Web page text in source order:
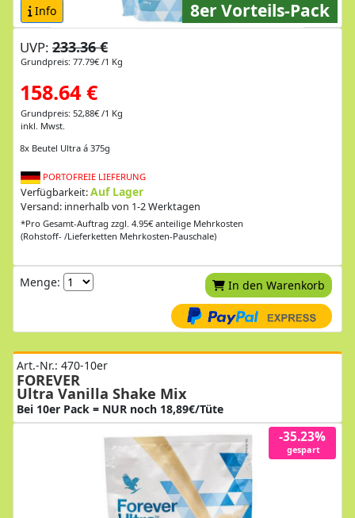
Info 8er Vorteils-Pack
UVP: 233.36 €
Grundpreis: 77.79€ /1 Kg
158.64 €
Grundpreis: 52,88€ /1 Kg
inkl. Mwst.
8x Beutel Ultra á 375g
PORTOFREIE LIEFERUNG
Verfügbarkeit:Auf Lager
Versand: innerhalb von 1-2 Werktagen
*Pro Gesamt-Auftrag zzgl. 4.95€ anteilige Mehrkosten
(Rohstoff- /Lieferketten Mehrkosten-Pauschale)
Menge: In den Warenkorb
Art.-Nr.: 470-10er
FOREVER
Ultra Vanilla Shake Mix
Bei 10er Pack = NUR noch 18,89€/Tüte
-35.23%
gespart